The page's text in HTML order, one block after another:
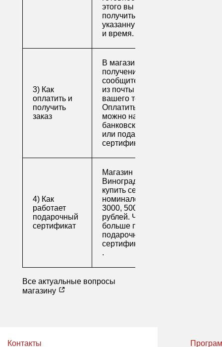
этого вы можете
получить свой заказ в
указанную вами дату
и время.
3) Как
оплатить и
получить
заказ
В магазине для
получения заказа
сообщите его номер
из почты или номер
вашего телефона.
Оплатить заказ
можно наличными,
банковской картой
или подарочным
сертификатом.
4) Как
работает
подарочный
сертификат
Магазин напитков
Виноград предлагает
купить сертификаты
номиналом 500, 1000,
3000, 5000 и 10000
рублей. Читайте
больше про
подарочные
сертификаты
.
Все актуальные вопросы
магазину
Контакты